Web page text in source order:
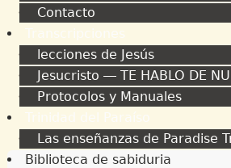
Contacto
Transcripciones
lecciones de Jesús
Jesucristo ― TE HABLO DE
Protocolos y Manuales
Trinidad del Paraíso
Las enseñanzas de Paradise
Biblioteca de sabiduria